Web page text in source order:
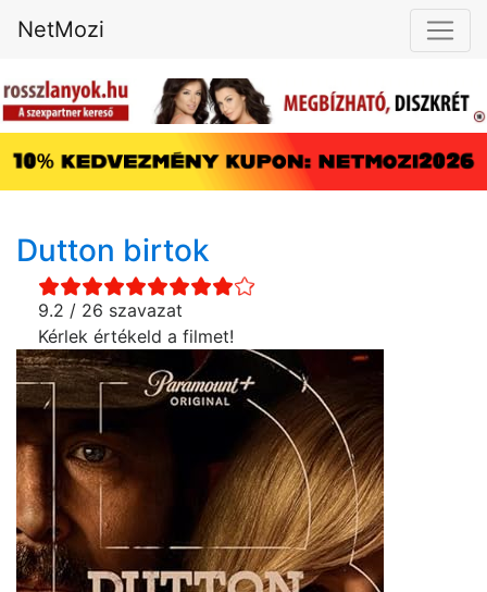
NetMozi
Dutton birtok
9.2 / 26 szavazat
Kérlek értékeld a filmet!